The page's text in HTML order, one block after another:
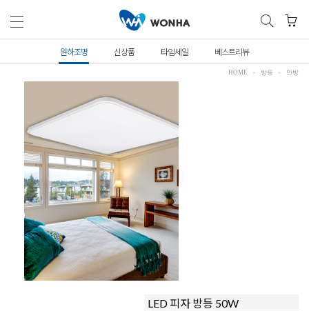
원하조명 신상품 타임세일 베스트리뷰
HOME 방등 안방
LED 피자 방등 50W